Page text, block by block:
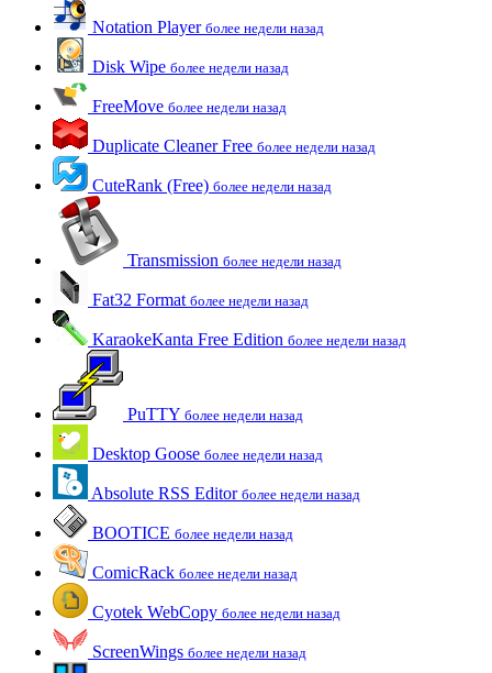
Notation Player более недели назад
Disk Wipe более недели назад
FreeMove более недели назад
Duplicate Cleaner Free более недели назад
CuteRank (Free) более недели назад
Transmission более недели назад
Fat32 Format более недели назад
KaraokeKanta Free Edition более недели назад
PuTTY более недели назад
Desktop Goose более недели назад
Absolute RSS Editor более недели назад
BOOTICE более недели назад
ComicRack более недели назад
Cyotek WebCopy более недели назад
ScreenWings более недели назад